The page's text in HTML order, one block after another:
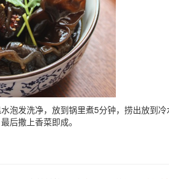
泡发洗净，放到锅里煮5分钟，捞出放到
后撒上香菜即成。